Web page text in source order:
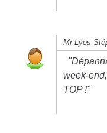
Mr Lyes
week-
TOP !"